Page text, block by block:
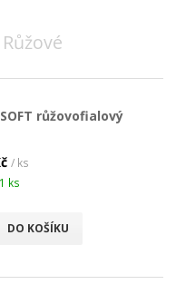
růžovofialový
/ ks
ks
DO KOŠÍKU